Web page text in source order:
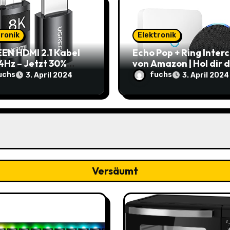
HDMI 2.1 Kabel
– Jetzt 30%
Nur 7,69€ statt
3. April 2024
Elektronik
Echo Pop + Ring
von Amazon | Hol dir
smarte Zuhause zum
Schnäppchenpreis!
fuchs 3. April 2024
Versäumt